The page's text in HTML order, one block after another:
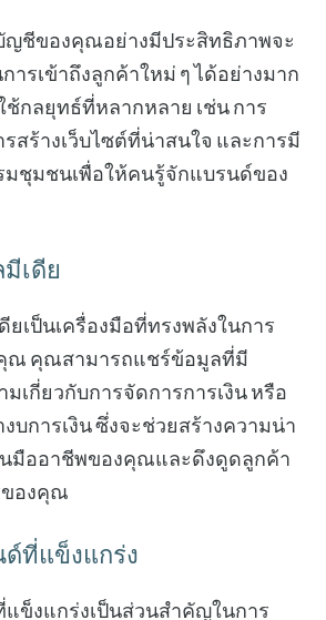
ญชีของคุณอย่างมีประสิทธิภาพจะ
ารเข้าถึงลูกค้าใหม่ ๆ ได้อย่างมาก
กลยุทธ์ที่หลากหลาย เช่น การ
สร้างเว็บไซต์ที่น่าสนใจ และการมี
มชุมชนเพื่อให้คนรู้จักแบรนด์ของ
เดีย
ยเป็นเครื่องมือที่ทรงพลังในการ
ณ คุณสามารถแชร์ข้อมูลที่มี
เกี่ยวกับการจัดการการเงิน หรือ
บการเงิน ซึ่งจะช่วยสร้างความน่า
นมืออาชีพของคุณและดึงดูดลูกค้า
ของคุณ
ด์ที่แข็งแกร่ง
ข็งแกร่งเป็นส่วนสำคัญในการ